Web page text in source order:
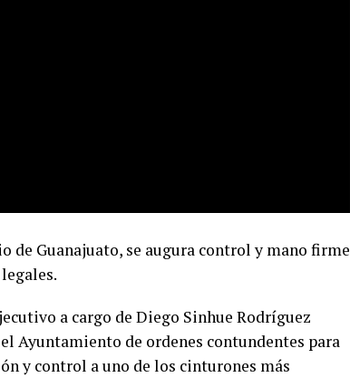
Guanajuato, se augura control y mano firme
a cargo de Diego Sinhue Rodríguez
Ayuntamiento de ordenes contundentes para
y control a uno de los cinturones más